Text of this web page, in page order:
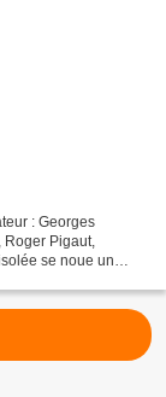
: Georges
Roger Pigaut,
se noue un